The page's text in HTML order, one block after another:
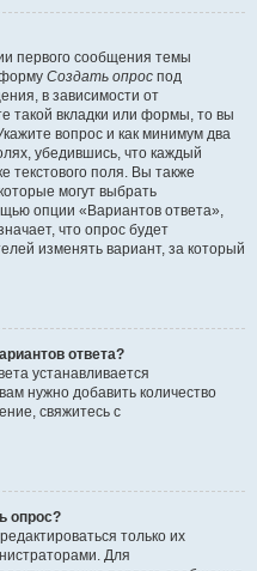
первого сообщения темы
Создать опрос под
в зависимости от
такой вкладки или формы, то вы
вопрос и как минимум два
убедившись, что каждый
текстового поля. Вы также
могут выбрать
опции «Вариантов ответа»,
что опрос будет
изменять вариант, за который
ответа?
устанавливается
нужно добавить количество
свяжитесь с
опрос?
только их
Для